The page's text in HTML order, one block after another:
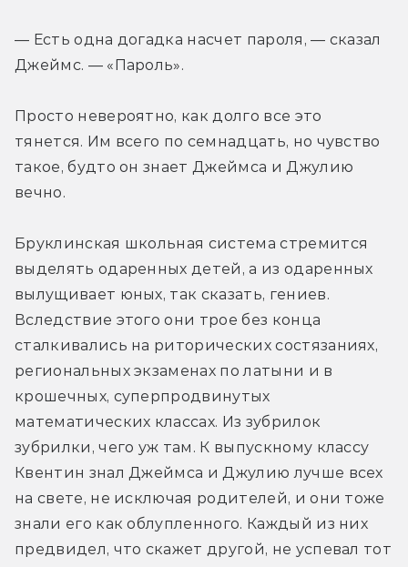
— Есть одна догадка насчет пароля, — сказал
Джеймс. — «Пароль».
Просто невероятно, как долго все это
тянется. Им всего по семнадцать, но чувство
такое, будто он знает Джеймса и Джулию
вечно.
Бруклинская школьная система стремится
выделять одаренных детей, а из одаренных
вылущивает юных, так сказать, гениев.
Вследствие этого они трое без конца
сталкивались на риторических состязаниях,
региональных экзаменах по латыни и в
крошечных, суперпродвинутых
математических классах. Из зубрилок
зубрилки, чего уж там. К выпускному классу
Квентин знал Джеймса и Джулию лучше всех
на свете, не исключая родителей, и они тоже
знали его как облупленного. Каждый из них
предвидел, что скажет другой, не успевал тот